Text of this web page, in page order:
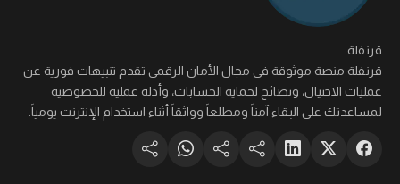
قرنفلة
قرنفلة منصة موثوقة في مجال الأمان الرقمي تقدم تنبيهات فورية عن
عمليات الاحتيال، ونصائح لحماية الحسابات، وأدلة عملية للخصوصية
لمساعدتك على البقاء آمناً ومطلعاً وواثقاً أثناء استخدام الإنترنت يومياً.